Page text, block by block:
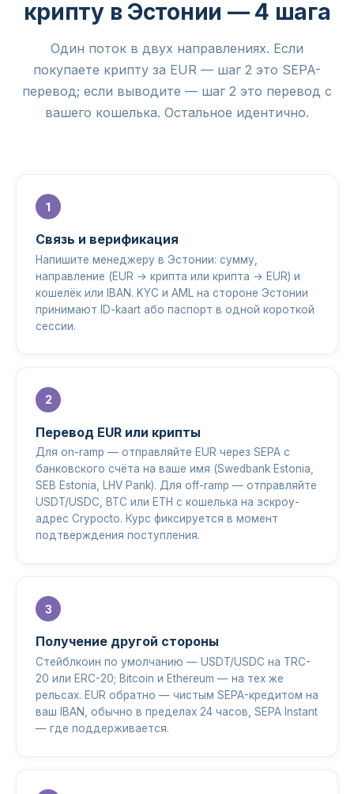
крипту в Эстонии — 4 шага
Один поток в двух направлениях. Если
покупаете крипту за EUR — шаг 2 это SEPA-
перевод; если выводите — шаг 2 это перевод с
вашего кошелька. Остальное идентично.
Связь и верификация
Напишите менеджеру в Эстонии: сумму,
направление (EUR → крипта или крипта → EUR) и
кошелёк или IBAN. KYC и AML на стороне Эстонии
принимают ID-kaart або паспорт в одной короткой
сессии.
Перевод EUR или крипты
Для on-ramp — отправляйте EUR через SEPA с
банковского счёта на ваше имя (Swedbank Estonia,
SEB Estonia, LHV Pank). Для off-ramp — отправляйте
USDT/USDC, BTC или ETH с кошелька на эскроу-
адрес Crypocto. Курс фиксируется в момент
подтверждения поступления.
Получение другой стороны
Стейблкоин по умолчанию — USDT/USDC на TRC-
20 или ERC-20; Bitcoin и Ethereum — на тех же
рельсах. EUR обратно — чистым SEPA-кредитом на
ваш IBAN, обычно в пределах 24 часов, SEPA Instant
— где поддерживается.